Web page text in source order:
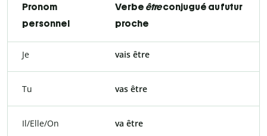
Pronom
personnel
Verbe êtreconjugué au futur
proche
Je vais être
Tu vas être
Il/Elle/On va être